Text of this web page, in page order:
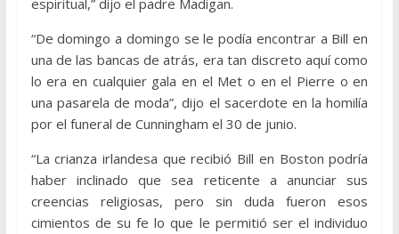
espiritual,” dijo el padre Madigan.
“De domingo a domingo se le podía encontrar a Bill en
una de las bancas de atrás, era tan discreto aquí como
lo era en cualquier gala en el Met o en el Pierre o en
una pasarela de moda”, dijo el sacerdote en la homilía
por el funeral de Cunningham el 30 de junio.
“La crianza irlandesa que recibió Bill en Boston podría
haber inclinado que sea reticente a anunciar sus
creencias religiosas, pero sin duda fueron esos
cimientos de su fe lo que le permitió ser el individuo